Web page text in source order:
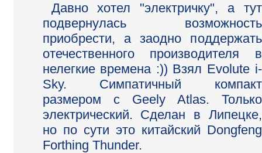
Давно хотел "электричку", а тут
подвернулась возможность
приобрести, а заодно поддержать
отечественного производителя в
нелегкие времена :)) Взял Evolute i-
Sky. Симпатичный компакт
размером с Geely Atlas. Только
электрический. Сделан в Липецке,
но по сути это китайский Dongfeng
Forthing Thunder.